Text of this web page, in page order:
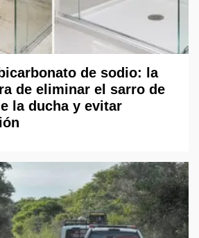
de sodio: la
de eliminar el sarro de
la ducha y evitar